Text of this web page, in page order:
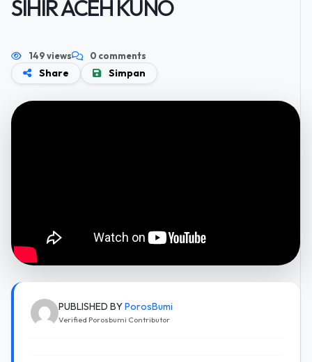
SIHIR ACEH KUNO
149 views 0 comments
Share Simpan
PUBLISHED BYPorosBumi
Verified Porosbumi Contributor